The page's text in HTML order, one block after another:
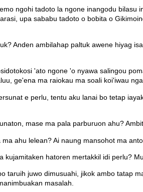
ngohi tadoto la ngone inangodu
upa sababu tadoto o bobita o
Anden ambilahap paltuk awene hiyag
'ato ngone 'o nyawa salingou
ge'ena ma raiokau ma soali koi'iwau
e perlu, tentu aku lanai bo tetap
mase ma pala parburuon ahu?
ahu lelean? Ai naung mansohot ma
hatoren mertakkil idi perlu?
taruih juwo dimusuahi, jikok ambo tatap
masalah.